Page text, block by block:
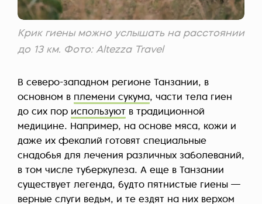
Крик гиены можно услышать на расстоянии
до 13 км. Фото: Altezza Travel
В северо-западном регионе Танзании, в
основном в племени сукума, части тела гиен
до сих пор используют в традиционной
медицине. Например, на основе мяса, кожи и
даже их фекалий готовят специальные
снадобья для лечения различных заболеваний,
в том числе туберкулеза. А еще в Танзании
существует легенда, будто пятнистые гиены —
верные слуги ведьм, и те ездят на них верхом